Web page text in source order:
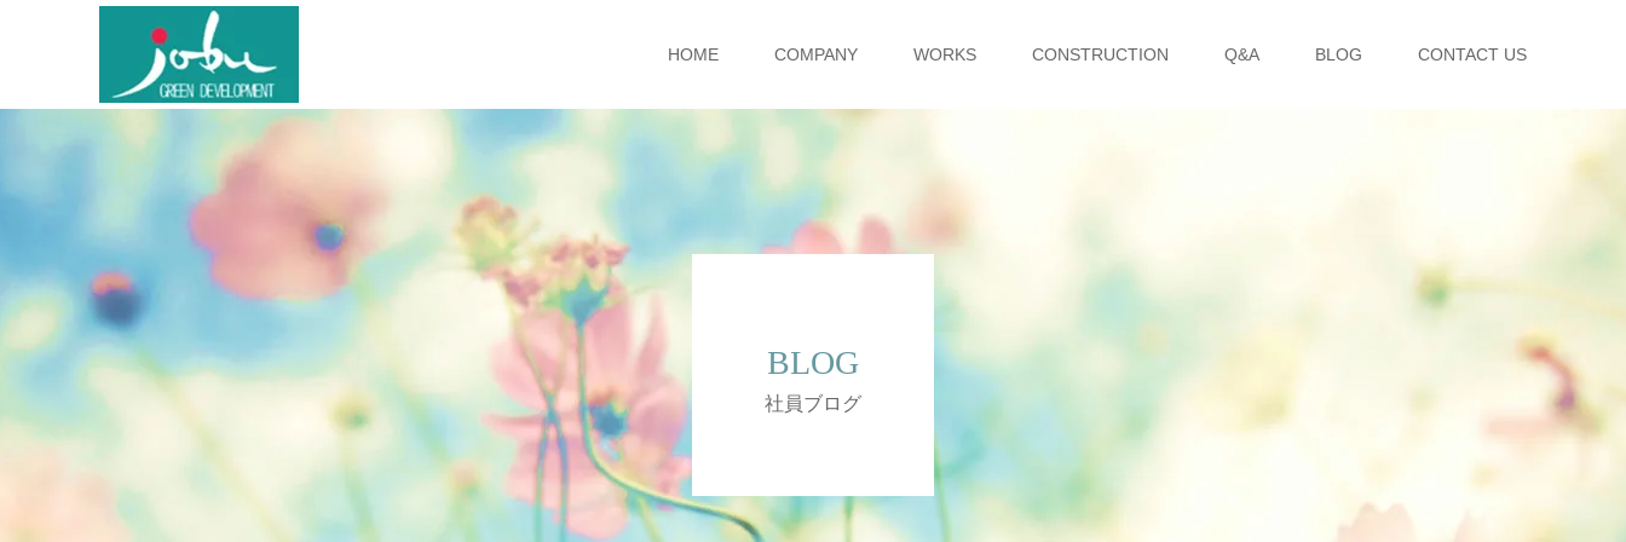
HOME COMPANY WORKS CONSTRUCTION Q&A BLOG CONTACT US
BLOG
社員ブログ